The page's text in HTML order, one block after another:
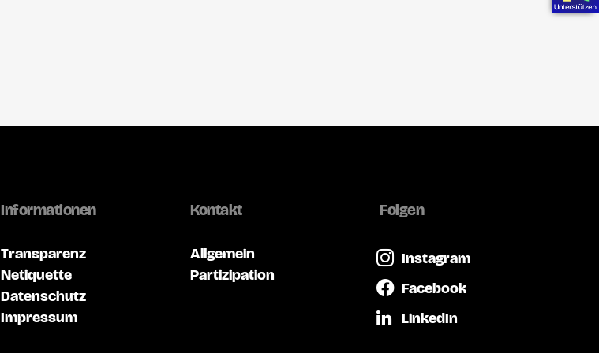
Informationen
Transparenz
Netiquette
Datenschutz
Impressum
Kontakt
Allgemein
Partizipation
Folgen
Instagram
Facebook
LinkedIn